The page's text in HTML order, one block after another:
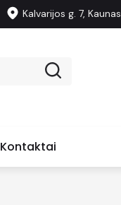
Kalvarijos g. 7, Kaunas
Kontaktai